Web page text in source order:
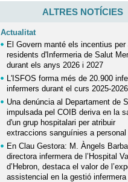
ALTRES NOTÍCIES
Actualitat
El Govern manté els incentius per
residents d'Infermeria de Salut
durant els anys 2026 i 2027
L'ISFOS forma més de 20.900
infermers durant el curs 2025-2026
Una denúncia al Departament de
impulsada pel COIB deriva en la
d'un grup hospitalari per atribuir
extraccions sanguínies a personal
En Clau Gestora: M. Àngels
directora infermera de l’Hospital
d’Hebron, destaca el valor de
assistencial en la gestió infermera